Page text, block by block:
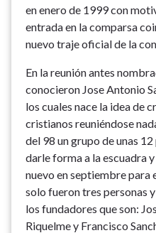
en enero de 1999 con
entrada en la comparsa
nuevo traje oficial de la
En la reunión antes
conocieron Jose Antonio
los cuales nace la idea de
cristianos reuniéndose
del 98 un grupo de unas
darle forma a la escuadra
nuevo en septiembre para
solo fueron tres personas
los fundadores que son:
Riquelme y Francisco